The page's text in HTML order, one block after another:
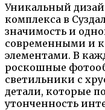
Уникальный
комплекса в
значимость и
современными и
элементами. В
роскошные
светильники с
детали, которые
утонченность